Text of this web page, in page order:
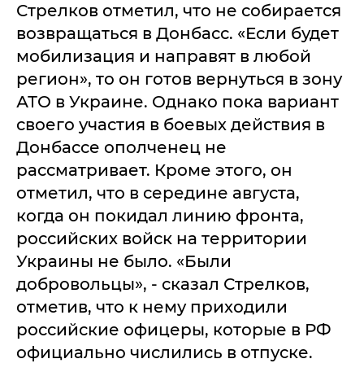
Стрелков отметил, что не собирается
возвращаться в Донбасс. «Если будет
мобилизация и направят в любой
регион», то он готов вернуться в зону
АТО в Украине. Однако пока вариант
своего участия в боевых действия в
Донбассе ополченец не
рассматривает. Кроме этого, он
отметил, что в середине августа,
когда он покидал линию фронта,
российских войск на территории
Украины не было. «Были
добровольцы», - сказал Стрелков,
отметив, что к нему приходили
российские офицеры, которые в РФ
официально числились в отпуске.